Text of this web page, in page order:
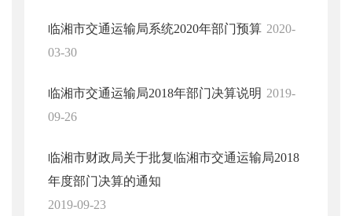
临湘市交通运输局系统2020年部门预算 2020-
03-30
临湘市交通运输局2018年部门决算说明 2019-
09-26
临湘市财政局关于批复临湘市交通运输局2018
年度部门决算的通知
2019-09-23